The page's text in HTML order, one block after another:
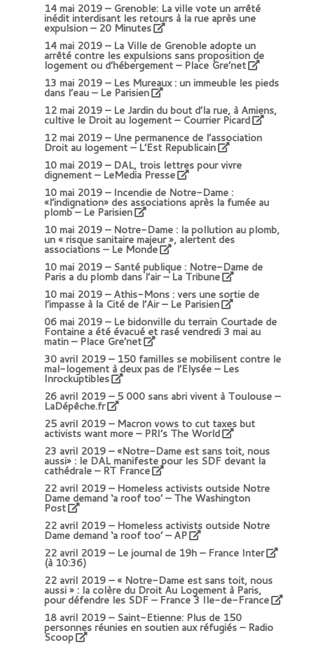
14 mai 2019 – Grenoble: La ville vote un arrêté
inédit interdisant les retours à la rue après une
expulsion – 20 Minutes
14 mai 2019 –La Ville de Grenoble adopte un
arrêté contre les expulsions sans proposition de
logement ou d’hébergement – Place Gre’net
13 mai 2019 –Les Mureaux : un immeuble les pieds
dans l’eau – Le Parisien
12 mai 2019 –Le Jardin du bout d’la rue, à Amiens,
cultive le Droit au logement– Courrier Picard
12 mai 2019 –Une permanence de l’association
Droit au logement – L’Est Republicain
10 mai 2019 –DAL, trois lettres pour vivre
dignement – LeMedia Presse
10 mai 2019 –Incendie de Notre-Dame :
«l’indignation» des associations après la fumée au
plomb – Le Parisien
10 mai 2019 –Notre-Dame : la pollution au plomb,
un « risque sanitaire majeur », alertent des
associations – Le Monde
10 mai 2019 –Santé publique : Notre-Dame de
Paris a du plomb dans l’air – La Tribune
10 mai 2019 –Athis-Mons : vers une sortie de
l’impasse à la Cité de l’Air – Le Parisien
06 mai 2019 –Le bidonville du terrain Courtade de
Fontaine a été évacué et rasé vendredi 3 mai au
matin – Place Gre’net
30 avril 2019 –150 familles se mobilisent contre le
mal-logement à deux pas de l’Elysée – Les
Inrockuptibles
26 avril 2019 –5 000 sans abri vivent à Toulouse –
LaDépêche.fr
25 avril 2019 –Macron vows to cut taxes but
activists want more – PRI’s The World
23 avril 2019 –«Notre-Dame est sans toit, nous
aussi» : le DAL manifeste pour les SDF devant la
cathédrale – RT France
22 avril 2019 –Homeless activists outside Notre
Dame demand ‘a roof too’ – The Washington
Post
22 avril 2019 –Homeless activists outside Notre
Dame demand ‘a roof too’ – AP
22 avril 2019 –Le journal de 19h – France Inter
(à 10:36)
22 avril 2019 –« Notre-Dame est sans toit, nous
aussi » : la colère du Droit Au Logement à Paris,
pour défendre les SDF – France 3 Ile-de-France
18 avril 2019 –Saint-Etienne: Plus de 150
personnes réunies en soutien aux réfugiés – Radio
Scoop